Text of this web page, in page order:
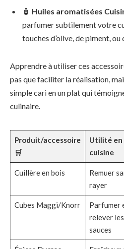
🧴 Huiles aromatisées
parfumer subtilement votre
touches d’olive, de piment, ou
Apprendre à utiliser ces
pas que faciliter la réalisation,
simple cari en un plat qui
culinaire.
Produit/accessoire
🛒
Utilité en
cuisine
Cuillère en bois
Remuer
rayer
Cubes Maggi/Knorr
Parfumer
relever les
sauces